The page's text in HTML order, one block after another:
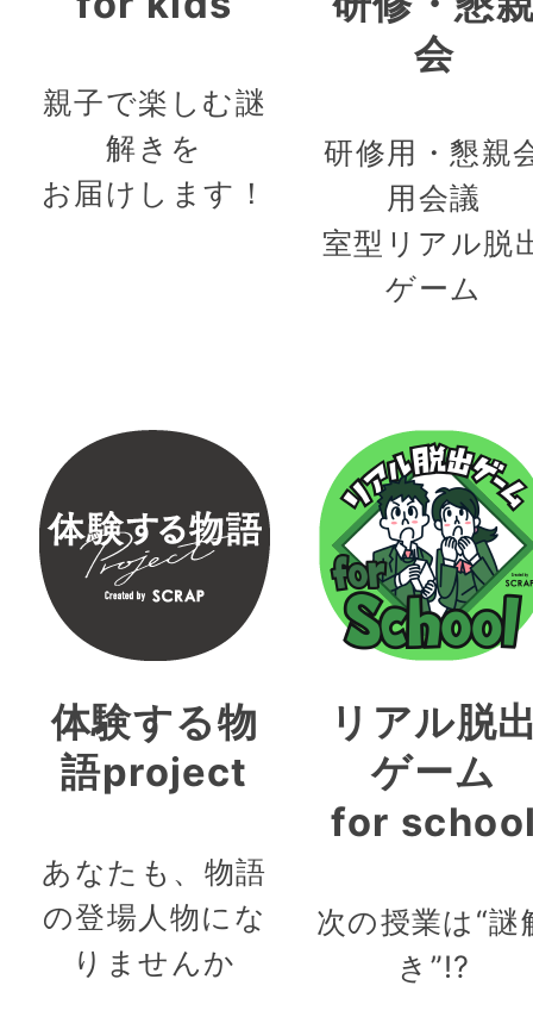
親子で楽しむ謎
解きを
お届けします！
会
研修用・懇親
用会議
室型リアル脱
ゲーム
体験する物
語project
あなたも、物語
の登場人物にな
りませんか
リアル脱
ゲーム
for
次の授業は“謎
き”!?